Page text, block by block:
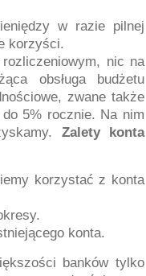
w razie pilnej
korzyści.
nic na
obsługa budżetu
zwane także
5% rocznie. Na nim
Zalety konta
korzystać z konta
konta.
banków tylko